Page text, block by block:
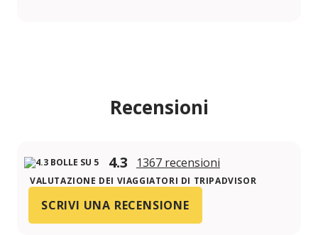
Recensioni
4.3 1367 recensioni
VALUTAZIONE DEI VIAGGIATORI DI TRIPADVISOR
SCRIVI UNA RECENSIONE